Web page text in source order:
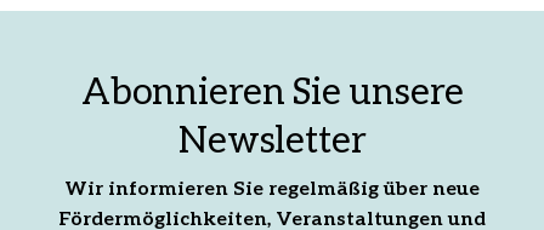
teilen
Mail
empfehlen
Abonnieren Sie unsere
Newsletter
Wir informieren Sie regelmäßig über neue
Fördermöglichkeiten, Veranstaltungen und